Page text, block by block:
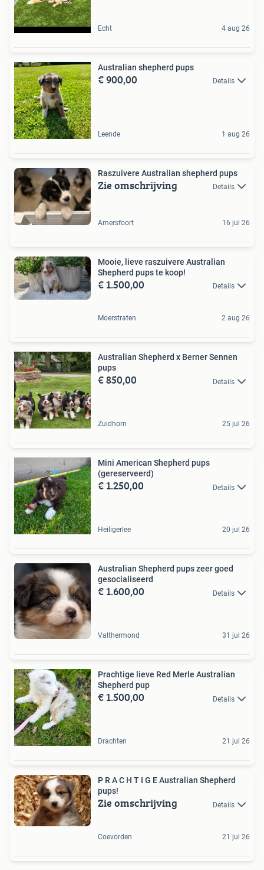
Echt 4 aug 26
Australian shepherd pups
€ 900,00 Details
Leende 1 aug 26
Raszuivere Australian shepherd pups
Zie omschrijving Details
Amersfoort 16 jul 26
Mooie, lieve raszuivere Australian
Shepherd pups te koop!
€ 1.500,00 Details
Moerstraten 2 aug 26
Australian Shepherd x Berner Sennen
pups
€ 850,00 Details
Zuidhorn 25 jul 26
Mini American Shepherd pups
(gereserveerd)
€ 1.250,00 Details
Heiligerlee 20 jul 26
Australian Shepherd pups zeer goed
gesocialiseerd
€ 1.600,00 Details
Valthermond 31 jul 26
Prachtige lieve Red Merle Australian
Shepherd pup
€ 1.500,00 Details
Drachten 21 jul 26
P R A C H T I G E Australian Shepherd
pups!
Zie omschrijving Details
Coevorden 21 jul 26